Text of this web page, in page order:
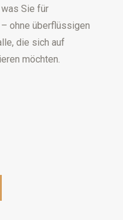
Sie für
ohne überflüssigen
die sich auf
möchten.